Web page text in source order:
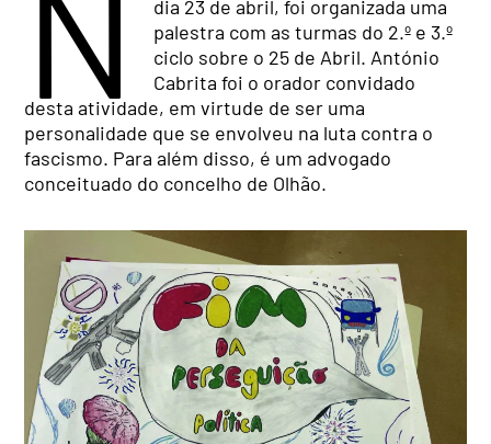
dia 23 de abril, foi organizada uma
palestra com as turmas do 2.º e 3.º
ciclo sobre o 25 de Abril. António
Cabrita foi o orador convidado
desta atividade, em virtude de ser uma
personalidade que se envolveu na luta contra o
fascismo. Para além disso, é um advogado
conceituado do concelho de Olhão.